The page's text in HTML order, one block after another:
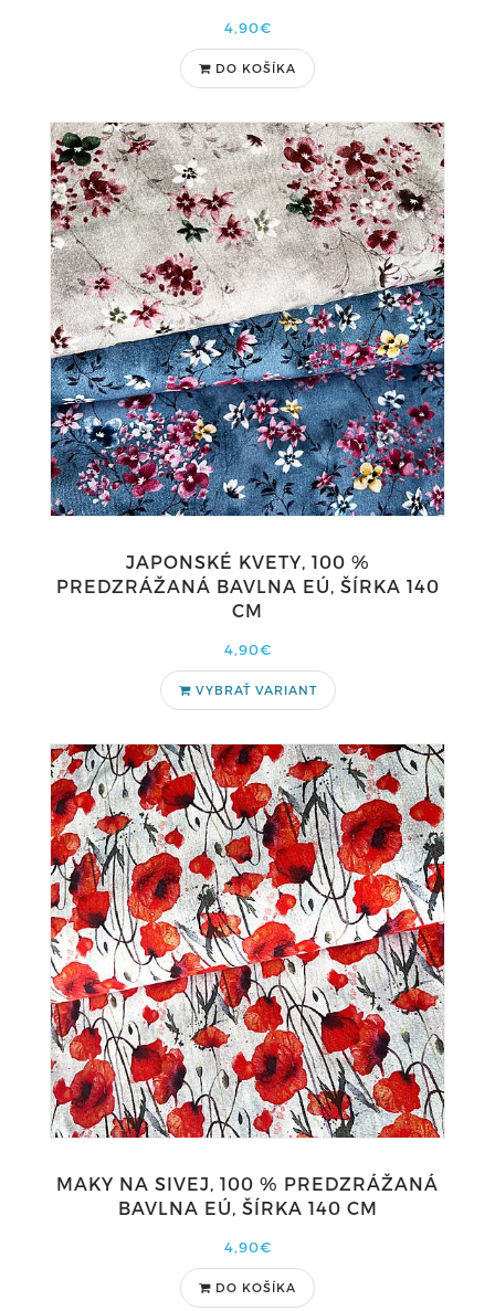
4,90€
DO KOŠÍKA
JAPONSKÉ KVETY, 100 %
PREDZRÁŽANÁ BAVLNA EÚ, ŠÍRKA 140
CM
4,90€
VYBRAŤ VARIANT
MAKY NA SIVEJ, 100 % PREDZRÁŽANÁ
BAVLNA EÚ, ŠÍRKA 140 CM
4,90€
DO KOŠÍKA